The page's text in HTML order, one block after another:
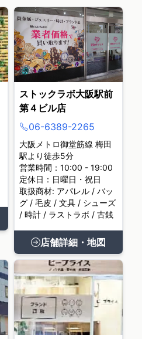
ストックラボ大阪駅前
第４ビル店
06-6389-2265
大阪メトロ御堂筋線 梅田
駅より徒歩5分
営業時間：10:00 - 19:00
定休日：日曜日・祝日
取扱商材: アパレル / バッ
グ / 毛皮 / 文具 / シューズ
/ 時計 / ラストラボ / 古銭
店舗詳細・地図